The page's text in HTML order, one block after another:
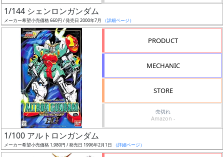
ギ
ャ
ラ
改
定
予
1/144 シェンロンガンダム
メーカー希望小売価格 660円 / 発売日 2000年7月 （詳細ページ）
PRODUCT
MECHANIC
STORE
売切れ
Amazon -
1/100 アルトロンガンダム
メーカー希望小売価格 1,980円 / 発売日 1996年2月1日 （詳細ページ）